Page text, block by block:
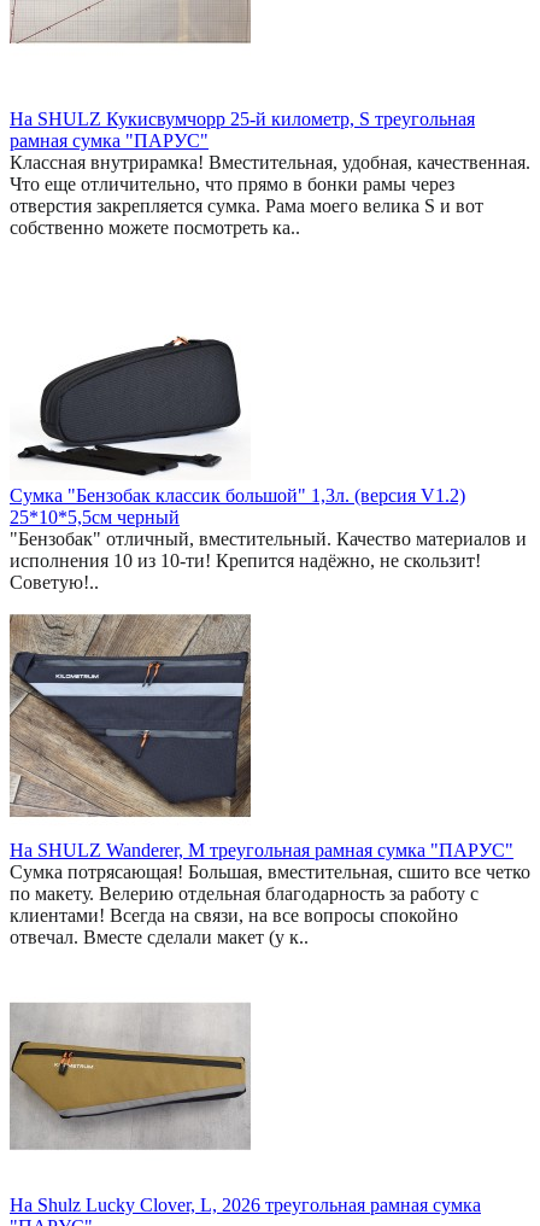
На SHULZ Кукисвумчорр 25-й километр, S треугольная
рамная сумка "ПАРУС"
Классная внутрирамка! Вместительная, удобная, качественная.
Что еще отличительно, что прямо в бонки рамы через
отверстия закрепляется сумка. Рама моего велика S и вот
собственно можете посмотреть ка..
Сумка "Бензобак классик большой" 1,3л. (версия V1.2)
25*10*5,5см черный
"Бензобак" отличный, вместительный. Качество материалов и
исполнения 10 из 10-ти! Крепится надёжно, не скользит!
Советую!..
На SHULZ Wanderer, M треугольная рамная сумка "ПАРУС"
Сумка потрясающая! Большая, вместительная, сшито все четко
по макету. Велерию отдельная благодарность за работу с
клиентами! Всегда на связи, на все вопросы спокойно
отвечал. Вместе сделали макет (у к..
На Shulz Lucky Clover, L, 2026 треугольная рамная сумка